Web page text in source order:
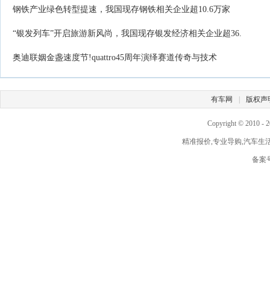
钢铁产业绿色转型提速，我国现存钢铁相关企业超10.6万家
“银发列车”开启旅游新风尚，我国现存银发经济相关企业超36.
奥迪联姻金盏速度节!quattro45周年演绎赛道传奇与技术
有车网 版权声
Copyright © 2010 -
精准报价,专业导购,汽车生
备案